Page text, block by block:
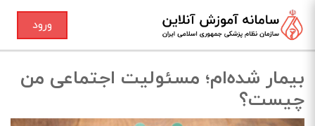
ورود
بیمار شده‌ام؛ مسئولیت اجتماعی من
چیست؟